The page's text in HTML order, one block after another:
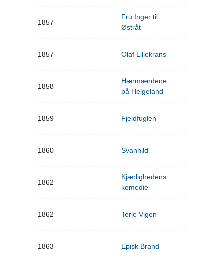
1857
Fru Inger til
Østråt
1857 Olaf Liljekrans
1858
Hærmændene
på Helgeland
1859 Fjeldfuglen
1860 Svanhild
1862
Kjærlighedens
komedie
1862 Terje Vigen
1863 Episk Brand